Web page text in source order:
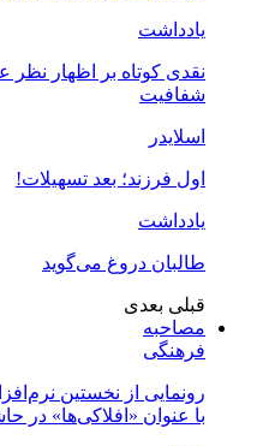
یادداشت
نقدی کوتاه بر اظهار
شفافیت
اسلایدر
اول فرزند؛ بعد تسهیلات!
یادداشت
طالبان دروغ می‌گوید
قبلی بعدی
مصاحبه
فرهنگی
رونمایی از نخستین
با عنوان «افلاکی‌ها» در